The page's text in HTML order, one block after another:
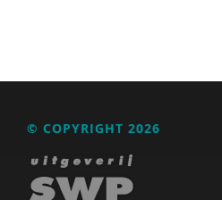
© COPYRIGHT 2026